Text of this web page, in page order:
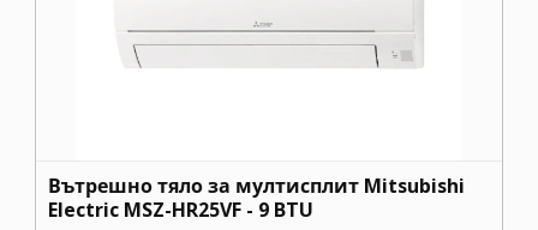
Вътрешно тяло за мултисплит Mitsubishi
Electric MSZ-HR25VF - 9 BTU